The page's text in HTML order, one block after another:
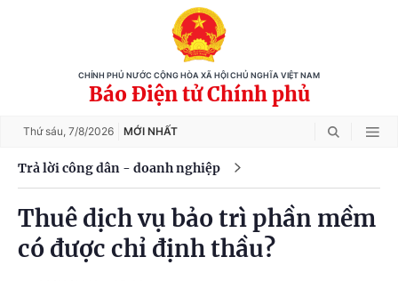
CHÍNH PHỦ NƯỚC CỘNG HÒA XÃ HỘI CHỦ NGHĨA VIỆT NAM
Báo Điện tử Chính phủ
Thứ sáu, 7/8/2026 MỚI NHẤT
Trả lời công dân - doanh nghiệp
Thuê dịch vụ bảo trì phần mềm
có được chỉ định thầu?